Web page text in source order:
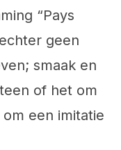
“Pays
geen
smaak en
of het om
een imitatie